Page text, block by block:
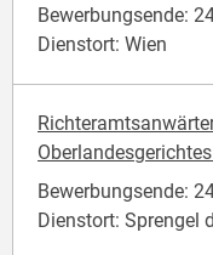
Bewerbungsende:
Dienstort: Wien
Bewerbungsende:
Dienstort: Sprengel